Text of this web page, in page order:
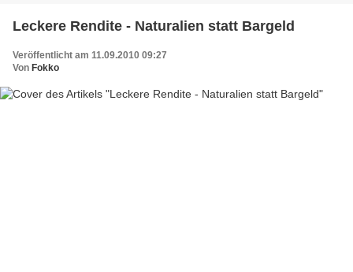
Leckere Rendite - Naturalien statt Bargeld
Veröffentlicht am 11.09.2010 09:27
Von Fokko